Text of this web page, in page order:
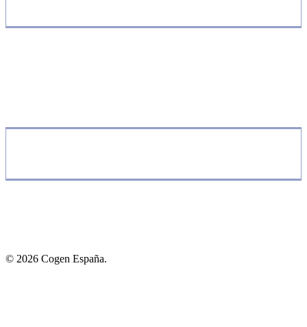
© 2026 Cogen España.